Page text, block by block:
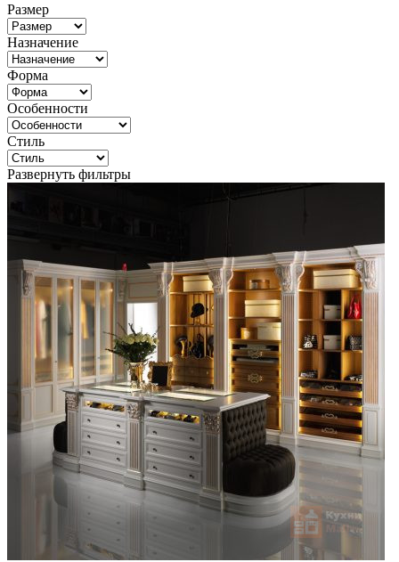
Размер
Назначение
Форма
Особенности
Стиль
Развернуть фильтры